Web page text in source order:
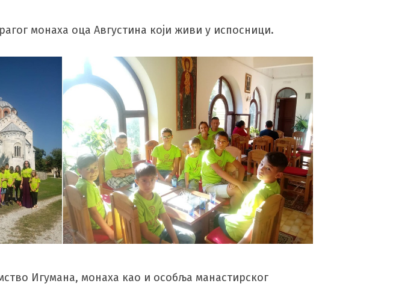
монаха оца Августина који живи у испосници.
Игумана, монаха као и особља манастирског